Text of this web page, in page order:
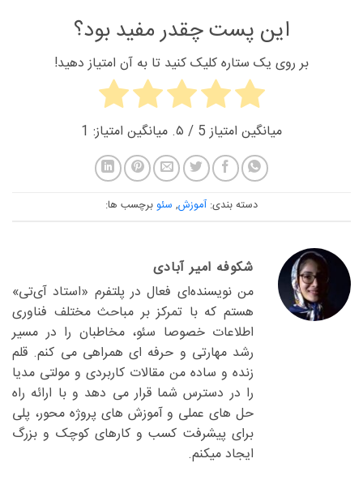
این پست چقدر مفید بود؟
بر روی یک ستاره کلیک کنید تا به آن امتیاز دهید!
میانگین امتیاز5 / ۵. میانگین امتیاز: 1
دسته بندی: آموزش, سئوبرچسب ها:
شکوفه امیر آبادی
من نویسنده‌ای فعال در پلتفرم «استاد آی‌تی»
هستم که با تمرکز بر مباحث مختلف فناوری
اطلاعات خصوصا سئو، مخاطبان را در مسیر
رشد مهارتی و حرفه ای همراهی می کنم. قلم
زنده و ساده من مقالات کاربردی و مولتی مدیا
را در دسترس شما قرار می دهد و با ارائه راه
حل های عملی و آموزش های پروژه محور، پلی
برای پیشرفت کسب و کارهای کوچک و بزرگ
ایجاد میکنم.